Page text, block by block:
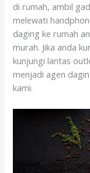
di rumah, ambil
melewati
daging ke rumah
murah. Jika anda
kunjungi lantas
menjadi agen
kami.